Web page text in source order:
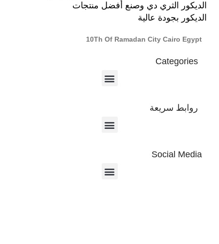
الديكور الثري دي وصنع أفضل منتجات
الديكور بجودة عالية
10Th Of Ramadan City Cairo Egypt
Categories
روابط سريعة
Social Media